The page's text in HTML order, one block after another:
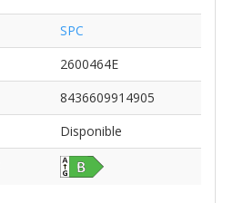
SPC
2600464E
8436609914905
Disponible